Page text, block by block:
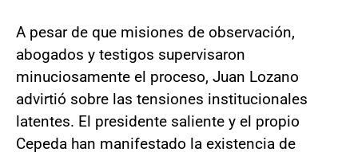
A pesar de que misiones de observación,
abogados y testigos supervisaron
minuciosamente el proceso, Juan Lozano
advirtió sobre las tensiones institucionales
latentes. El presidente saliente y el propio
Cepeda han manifestado la existencia de